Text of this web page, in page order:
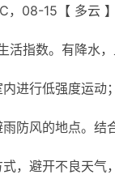
08-15【 多云
活指数。有降水
进行低强度运动
防风的地点。结
，避开不良天气